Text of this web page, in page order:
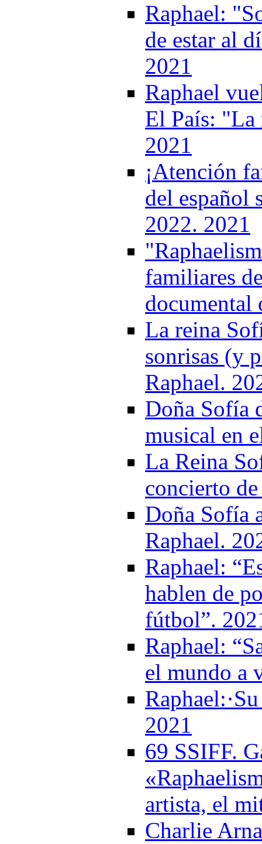
Raphael:
de estar al
2021
Raphael
El País: "La
2021
¡Atención
del español
2022. 2021
familiares
La reina
sonrisas (y
Raphael.
Doña Sofía
musical en
La Reina
concierto
Doña Sofía
Raphael.
Raphael:
hablen de
fútbol”.
Raphael:
el mundo a
2021
69 SSIFF.
artista, el
Charlie